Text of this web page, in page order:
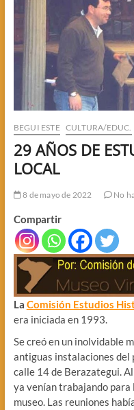
BEGUI ESTE CULTURA/EDUC.
29 AÑOS DE
LOCAL
8 de mayo de 2022 No
Compartir
La Comisión Estudios
era iniciada en 1993.
Se creó en un inolvidable
antiguas instalaciones del
calle 14 de Berazategui.
ya venían trabajando
museo. Las reuniones